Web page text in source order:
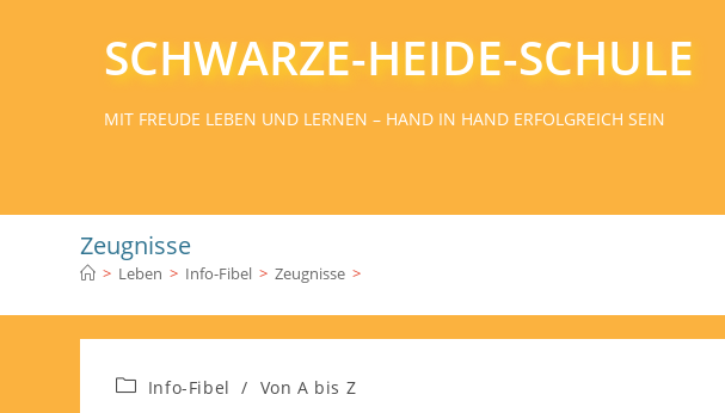
SCHWARZE-HEIDE-SCHULE
MIT FREUDE LEBEN UND LERNEN – HAND IN HAND ERFOLGREICH SEIN
Zeugnisse
> Leben > Info-Fibel > Zeugnisse >
Info-Fibel / Von A bis Z